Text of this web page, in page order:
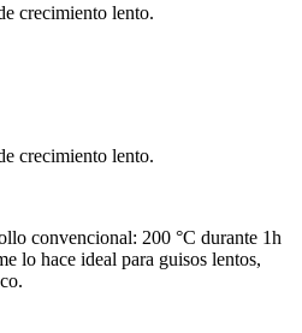
crecimiento lento.
crecimiento lento.
convencional: 200 °C durante 1h
lo hace ideal para guisos lentos,